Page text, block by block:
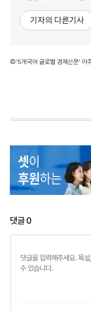
기자의 다른기사
©'5개국어 글로벌 경제신문' 아
댓글0